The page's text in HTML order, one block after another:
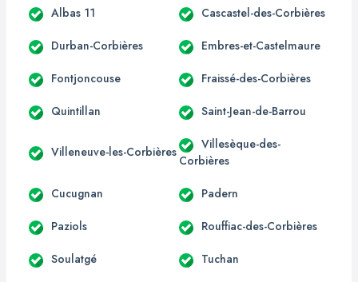
Albas 11 Cascastel-des-Corbières
Durban-Corbières Embres-et-Castelmaure
Fontjoncouse Fraissé-des-Corbières
Quintillan Saint-Jean-de-Barrou
Villeneuve-les-Corbières
Villesèque-des-
Corbières
Cucugnan Padern
Paziols Rouffiac-des-Corbières
Soulatgé Tuchan